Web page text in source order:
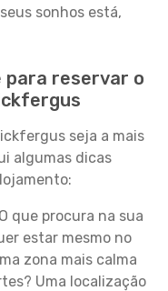
sonhos está,
para reservar o
seja a mais
algumas dicas
O que procura na sua
estar mesmo no
zona mais calma
Uma localização